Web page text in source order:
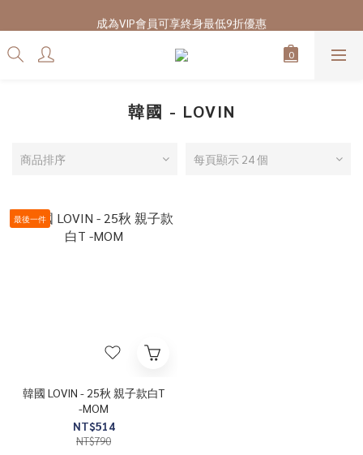
7/28-8/20 CUBi 收藏季全館買二送一
成為VIP會員可享終身最低9折優惠
7/28-8/20 CUBi 收藏季全館買二送一
韓國 - LOVIN
商品排序 每頁顯示 24 個
最後一件
韓國 LOVIN - 25秋 親子款白T
-MOM
NT$514
NT$790